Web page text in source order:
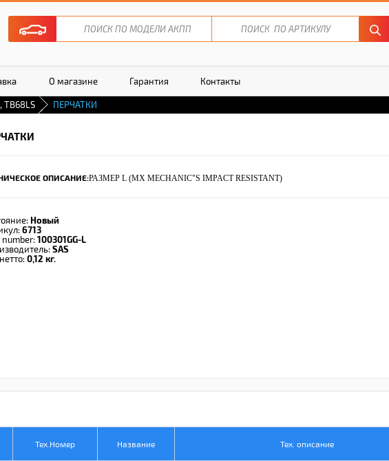
О магазине Гарантия Контакты
TB68LS ПЕРЧАТКИ
ОПИСАНИЕ:РАЗМЕР L (MX MECHANIC"S IMPACT RESISTANT)
Новый
6713
number: 100301GG-L
SAS
0,12 кг.
Тех.Номер Название Тех. описание